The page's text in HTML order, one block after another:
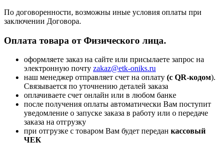
По договоренности, возможны иные условия оплаты при
заключении Договора.
Оплата товара от Физического лица.
оформляете заказ на сайте или присылаете запрос на
электронную почту zakaz@etk-oniks.ru
наш менеджер отправляет счет на оплату (с QR-кодом).
Связывается по уточнению деталей заказа
оплачиваете счет онлайн или в любом банке
после получения оплаты автоматически Вам поступит
уведомление о запуске заказа в работу или о передаче
заказа на отгрузку
при отгрузке с товаром Вам будет передан кассовый
ЧЕК